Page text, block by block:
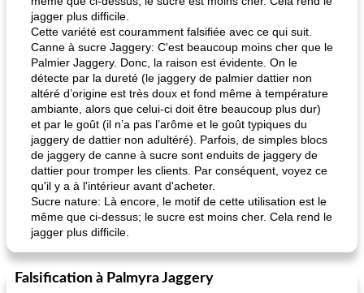
jagger plus difficile.
Cette variété est couramment falsifiée avec ce qui suit.
Canne à sucre Jaggery: C'est beaucoup moins cher que le
Palmier Jaggery. Donc, la raison est évidente. On le
détecte par la dureté (le jaggery de palmier dattier non
altéré d’origine est très doux et fond même à température
ambiante, alors que celui-ci doit être beaucoup plus dur)
et par le goût (il n’a pas l’arôme et le goût typiques du
jaggery de dattier non adultéré). Parfois, de simples blocs
de jaggery de canne à sucre sont enduits de jaggery de
dattier pour tromper les clients. Par conséquent, voyez ce
qu'il y a à l'intérieur avant d'acheter.
Sucre nature: Là encore, le motif de cette utilisation est le
même que ci-dessus; le sucre est moins cher. Cela rend le
jagger plus difficile.
Falsification à Palmyra Jaggery